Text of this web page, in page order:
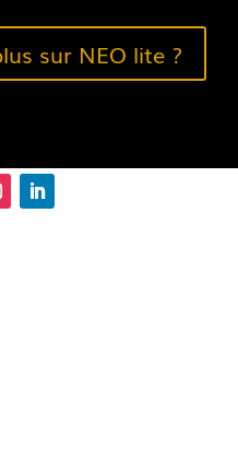
sur NEO lite ?